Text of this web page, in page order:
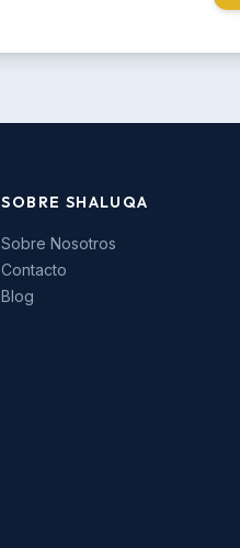
SOBRE SHALUQA
Sobre Nosotros
Contacto
Blog